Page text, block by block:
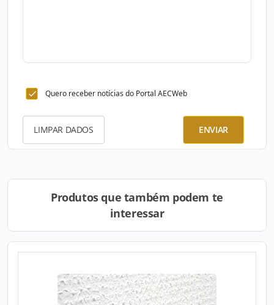
Quero receber notícias do Portal AECWeb
LIMPAR DADOS ENVIAR
Produtos que também podem te
interessar